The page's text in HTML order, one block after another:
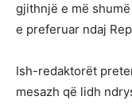
gjithnjë e më
e preferuar ndaj
Ish-redaktorët
mesazh që lidh